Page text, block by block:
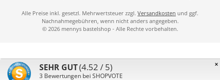
Alle Preise inkl. gesetzl. Mehrwertsteuer zzgl. Versandkosten und ggf.
Nachnahmegebühren, wenn nicht anders angegeben.
© 2026 mennys bastelshop - Alle Rechte vorbehalten.
×
SEHR GUT(4.52 / 5)
3 Bewertungen bei SHOPVOTE